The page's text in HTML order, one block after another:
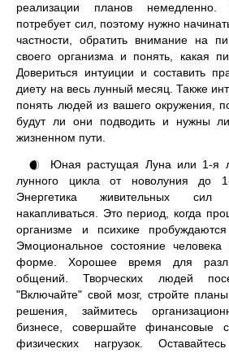
реализации планов немедленно.
потребует сил, поэтому нужно
частности, обратить внимание на
своего организма и понять, какая
Довериться интуиции и составить
диету на весь лунный месяц. Также
понять людей из вашего окружения,
будут ли они подводить и нужны
жизненном пути.
🌒
Юная растущая Луна или 1-я
лунного цикла от новолуния до
Энергетика живительных сил
накапливаться. Это период, когда
организме и психике
Эмоциональное состояние человека
форме. Хорошее время для
общений. Творческих людей
"Включайте" свой мозг, стройте
решения, займитесь
бизнесе, совершайте финансовые
физических нагрузок.